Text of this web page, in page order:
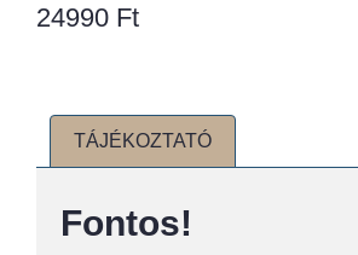
24990 Ft
TÁJÉKOZTATÓ
Fontos!